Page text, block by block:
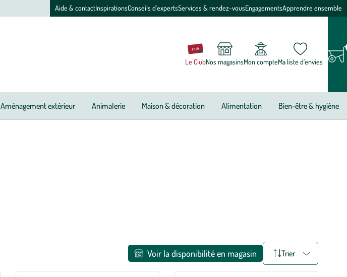
Aide & contactInspirationsConseils d'expertsServices & rendez-vousEngagementsApprendre ensemble
Le ClubNos magasinsMon compteMa liste d’envies
Aménagement extérieur Animalerie Maison & décoration Alimentation Bien-être & hygiène
Trier
Voir la disponibilité en magasin